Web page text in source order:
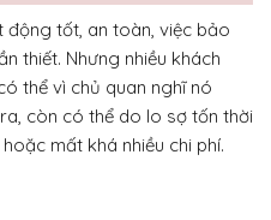
động tốt, an toàn, việc bảo
thiết. Nhưng nhiều khách
thể vì chủ quan nghĩ nó
còn có thể do lo sợ tốn thời
mất khá nhiều chi phí.